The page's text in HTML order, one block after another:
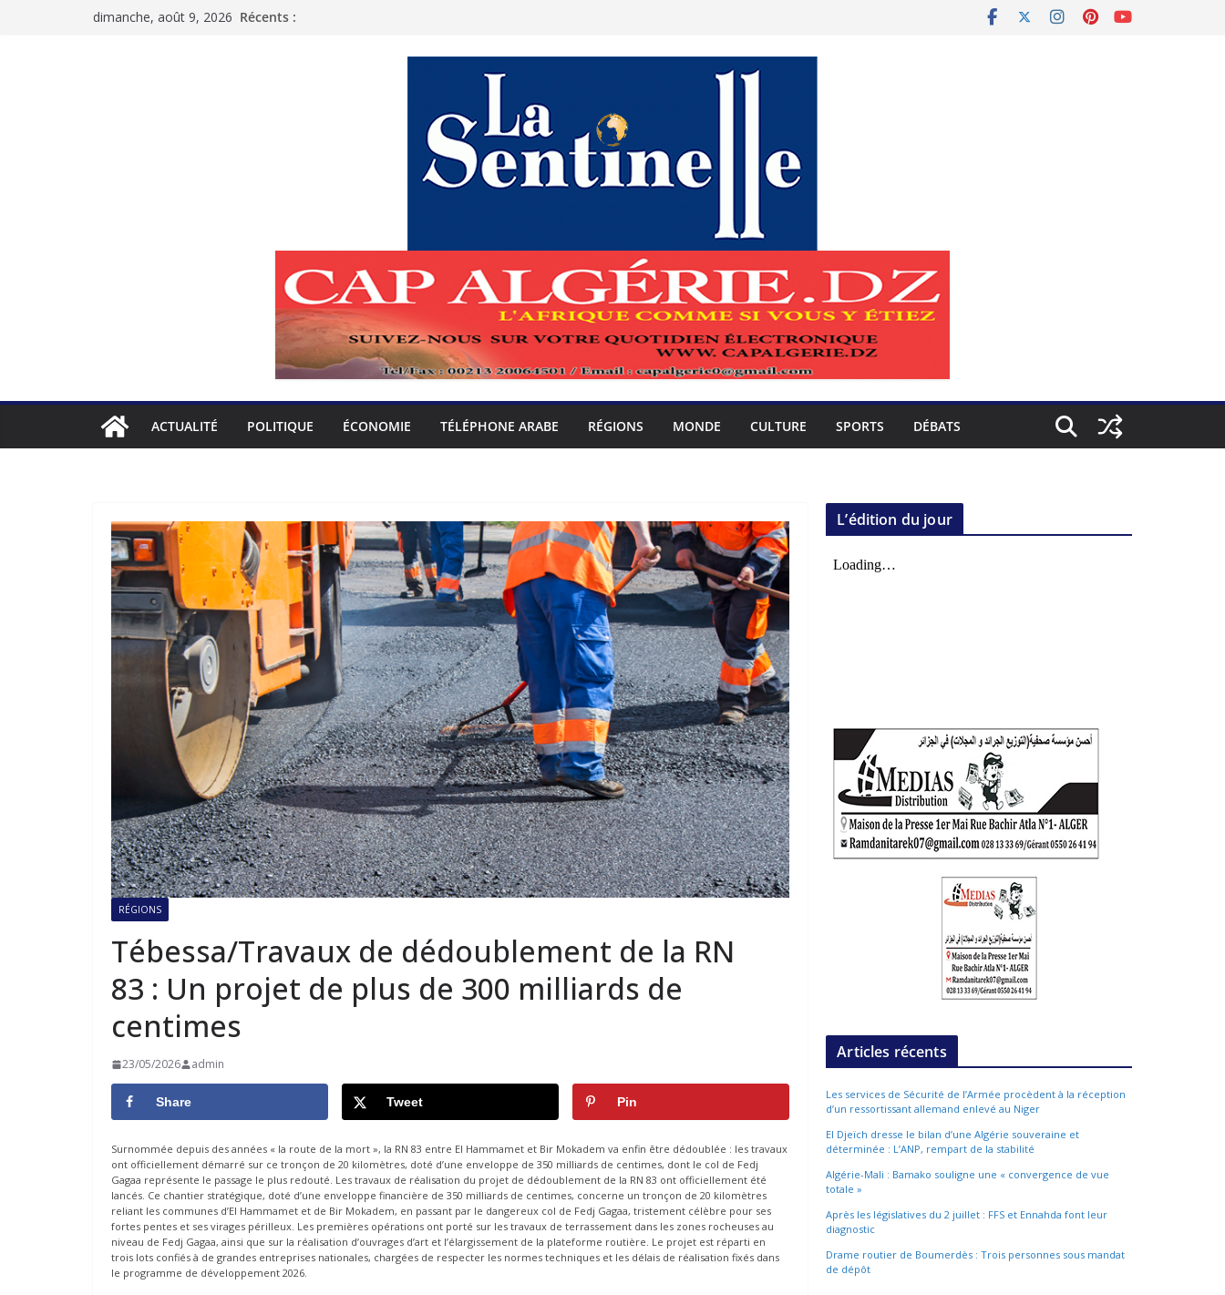
dimanche, août 9, 2026 Récents :
ACTUALITÉ POLITIQUE ÉCONOMIE TÉLÉPHONE ARABE RÉGIONS MONDE CULTURE SPORTS DÉBATS
RÉGIONS
Tébessa/Travaux de dédoublement de la RN
83 : Un projet de plus de 300 milliards de
centimes
23/05/2026 admin
Share Tweet Pin
Surnommée depuis des années « la route de la mort », la RN 83 entre El Hammamet et Bir Mokadem va enfin être dédoublée : les travaux
ont officiellement démarré sur ce tronçon de 20 kilomètres, doté d’une enveloppe de 350 milliards de centimes, dont le col de Fedj
Gagaa représente le passage le plus redouté. Les travaux de réalisation du projet de dédoublement de la RN 83 ont officiellement été
lancés. Ce chantier stratégique, doté d’une enveloppe financière de 350 milliards de centimes, concerne un tronçon de 20 kilomètres
reliant les communes d’El Hammamet et de Bir Mokadem, en passant par le dangereux col de Fedj Gagaa, tristement célèbre pour ses
fortes pentes et ses virages périlleux. Les premières opérations ont porté sur les travaux de terrassement dans les zones rocheuses au
niveau de Fedj Gagaa, ainsi que sur la réalisation d’ouvrages d’art et l’élargissement de la plateforme routière. Le projet est réparti en
trois lots confiés à de grandes entreprises nationales, chargées de respecter les normes techniques et les délais de réalisation fixés dans
le programme de développement 2026.
L’édition du jour
Articles récents
Les services de Sécurité de l’Armée procèdent à la réception
d’un ressortissant allemand enlevé au Niger
El Djeïch dresse le bilan d’une Algérie souveraine et
déterminée : L’ANP, rempart de la stabilité
Algérie-Mali : Bamako souligne une « convergence de vue
totale »
Après les législatives du 2 juillet : FFS et Ennahda font leur
diagnostic
Drame routier de Boumerdès : Trois personnes sous mandat
de dépôt